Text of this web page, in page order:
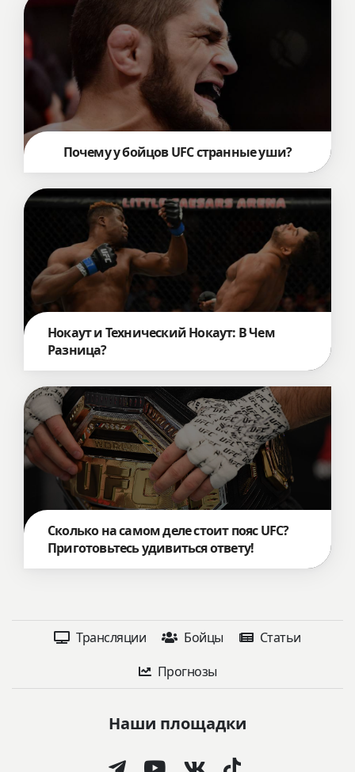
Почему у бойцов UFC cтранные уши?
Нокаут и Технический Нокаут: В Чем
Разница?
Сколько на самом деле стоит пояс UFC?
Приготовьтесь удивиться ответу!
Трансляции Бойцы
Статьи
Прогнозы
Наши площадки